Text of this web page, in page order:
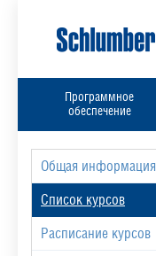
Программное
обеспечение
Общая информация
Список курсов
Расписание курсов